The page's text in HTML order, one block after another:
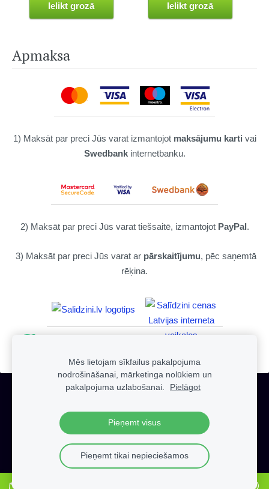
Apmaksa
1) Maksāt par preci Jūs varat izmantojot maksājumu karti vai
Swedbankinternetbanku.
2) Maksāt par preci Jūs varat tiešsaitē, izmantojot PayPal.
3) Maksāt par preci Jūs varat ar pārskaitījumu, pēc saņemtā
rēķina.
Ielikt grozā Ielikt grozā
Copyright by ZVR.LV © 2023 All rights reserved.
Mēs lietojam sīkfailus pakalpojuma
nodrošināšanai, mārketinga nolūkiem un
pakalpojuma uzlabošanai.
Pielāgot
Pieņemt visus
Pieņemt tikai nepieciešamos